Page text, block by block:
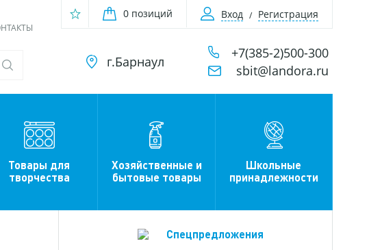
0 позиций Вход Регистрация
г.Барнаул
+7(385-2)500-300
sbit@landora.ru
Товары для
творчества
Хозяйственные и
бытовые товары
Школьные
принадлежности
Спецпредложения